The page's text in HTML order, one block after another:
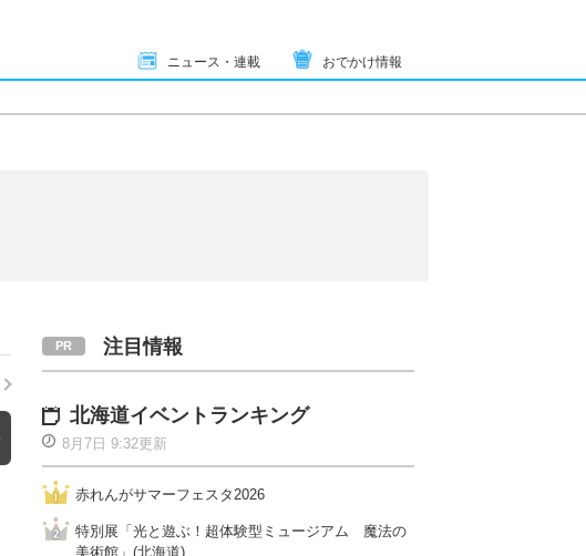
ニュース・連載 おでかけ情報
注目情報
北海道イベントランキング
8月7日 9:32更新
赤れんがサマーフェスタ2026
特別展「光と遊ぶ！超体験型ミュージアム 魔法の
美術館」(北海道)